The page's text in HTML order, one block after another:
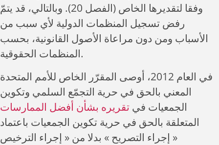
وفقا لتقديرها الخاص (الفصل 20). وبالتالي، قد يتمّ
رفض تسجيل المنظمات الدولية لأي سبب من
الأسباب ومن دون مراعاة الأصول القانونية، بحسب
المنظمات الحقوقية.
في العام 2012، أوصى المقرّر الخاص للأمم المتحدة
المعني بالحق في حرية التجمّع السلمي وتكوين
الجمعيات في تقريره بشأن أفضل الممارسات
المتعلقة بالحق في حرية تكوين الجمعيات باعتماد
« إجراء التصريح » بدلا من « إجراء الترخيص